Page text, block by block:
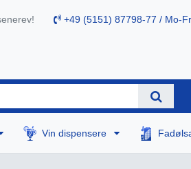
+49 (5151) 87798-77 / Mo-
Vin dispensere